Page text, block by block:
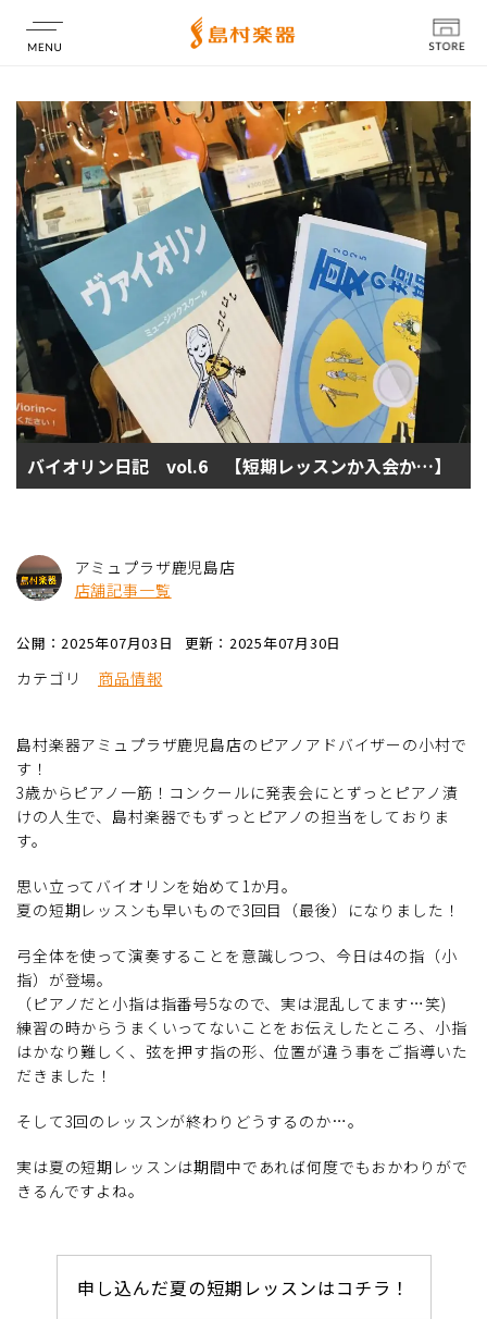
店舗情報
バイオリン日記 vol.6 【短期レッスンか入会か…】
アミュプラザ鹿児島店
店舗記事一覧
公開：2025年07月03日 更新：2025年07月30日
カテゴリ 商品情報
島村楽器アミュプラザ鹿児島店のピアノアドバイザーの小村で
す！
3歳からピアノ一筋！コンクールに発表会にとずっとピアノ漬
けの人生で、島村楽器でもずっとピアノの担当をしておりま
す。
思い立ってバイオリンを始めて1か月。
夏の短期レッスンも早いもので3回目（最後）になりました！
弓全体を使って演奏することを意識しつつ、今日は4の指（小
指）が登場。
（ピアノだと小指は指番号5なので、実は混乱してます…笑)
練習の時からうまくいってないことをお伝えしたところ、小指
はかなり難しく、弦を押す指の形、位置が違う事をご指導いた
だきました！
そして3回のレッスンが終わりどうするのか…。
実は夏の短期レッスンは期間中であれば何度でもおかわりがで
きるんですよね。
申し込んだ夏の短期レッスンはコチラ！